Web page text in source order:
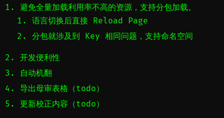
避免全量加载利用率不高的资源，支持分包加载。
语言切换后直接 Reload Page
分包就涉及到 Key 相同问题，支持命名空间
开发便利性
自动机翻
导出母审表格（todo）
更新校正内容（todo）